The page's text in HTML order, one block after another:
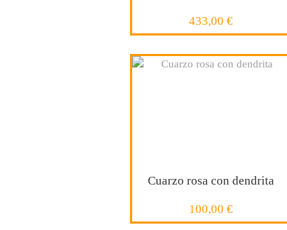
433,00 €
Cuarzo rosa con dendrita
100,00 €